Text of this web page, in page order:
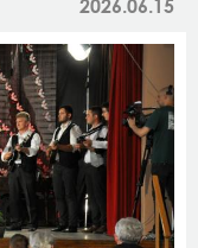
2026.06.15